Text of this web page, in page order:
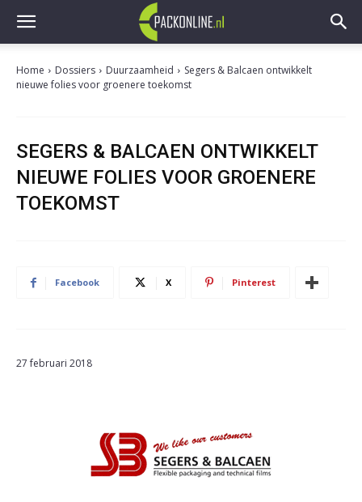
Home Dossiers Duurzaamheid
Segers & Balcaen ontwikkelt
nieuwe folies voor groenere toekomst
SEGERS & BALCAEN ONTWIKKELT
NIEUWE FOLIES VOOR GROENERE
TOEKOMST
Facebook X Pinterest
27 februari 2018